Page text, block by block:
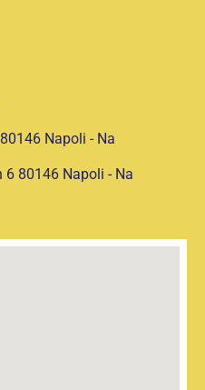
Napoli - Na
6 80146 Napoli - Na